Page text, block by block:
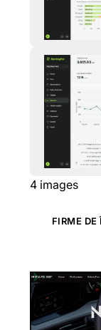
4 images
FIRME